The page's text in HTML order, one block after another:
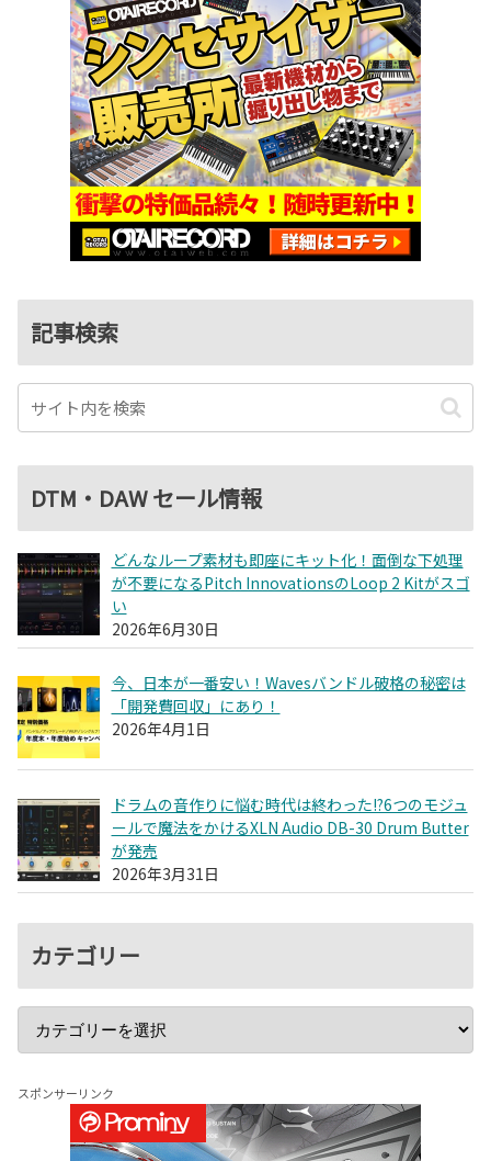
記事検索
DTM・DAW セール情報
どんなループ素材も即座にキット化！面倒な下処理
が不要になるPitch InnovationsのLoop 2 Kitがスゴ
い
2026年6月30日
今、日本が一番安い！Wavesバンドル破格の秘密は
「開発費回収」にあり！
2026年4月1日
ドラムの音作りに悩む時代は終わった!?6つのモジュ
ールで魔法をかけるXLN Audio DB-30 Drum Butter
が発売
2026年3月31日
カテゴリー
スポンサーリンク